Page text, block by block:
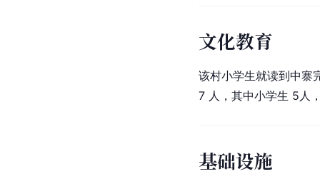
文化教育
该村小学生就读到中寨
7 人，其中小学生 5人
基础设施